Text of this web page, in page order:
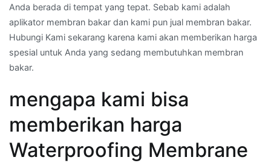
Anda berada di tempat yang tepat. Sebab kami adalah
aplikator membran bakar dan kami pun jual membran bakar.
Hubungi Kami sekarang karena kami akan memberikan harga
spesial untuk Anda yang sedang membutuhkan membran
bakar.
mengapa kami bisa
memberikan harga
Waterproofing Membrane